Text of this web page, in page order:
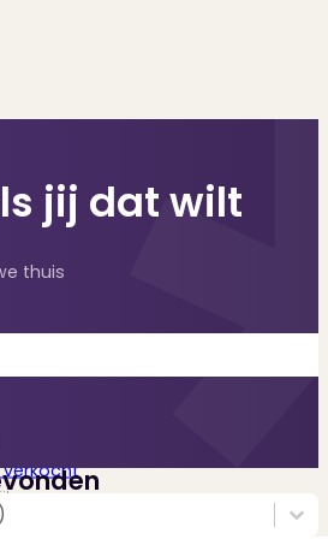
verkocht
mee..
jij dat wilt
thuis